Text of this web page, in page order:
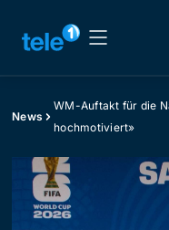
News
WM-Auftakt für die
hochmotiviert»